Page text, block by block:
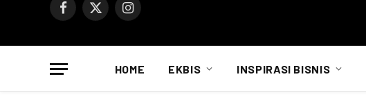
Facebook
X
Instagram
HOME EKBIS INSPIRASI BISNIS